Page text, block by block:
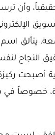
وأن
يتألق اسم
النجاح
أصبحت
خصوصاً في